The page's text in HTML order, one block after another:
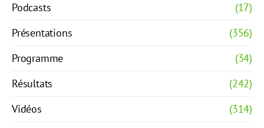
Podcasts
(17)
Présentations
(356)
Programme
(34)
Résultats
(242)
Vidéos
(314)